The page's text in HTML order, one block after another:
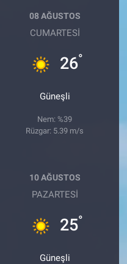
08 AĞUSTOS
CUMARTESI
26°
Güneşli
Nem: %39
Rüzgar: 5.39 m/s
10 AĞUSTOS
PAZARTESI
25°
Güneşli